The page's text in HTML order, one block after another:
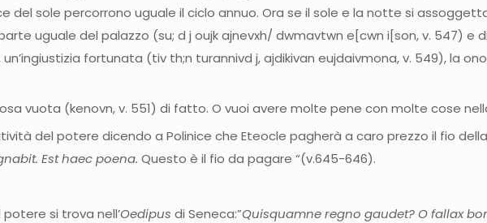
del sole percorrono uguale il ciclo annuo. Ora se il sole e la notte si
uguale del palazzo (su; d j oujk ajnevxh/ dwmavtwn e[cwn i[son, v. 547) e
fortunata (tiv th;n turannivd j, ajdikivan eujdaivmona, v. 549), la
vuota (kenovn, v. 551) di fatto. O vuoi avere molte pene con molte cose
del potere dicendo a Polinice che Eteocle pagherà a caro prezzo il fio
Est haec poena.Questo è il fio da pagare “(v.645-646).
si trova nell’Oedipusdi Seneca:”Quisquamne regno gaudet? O fallax